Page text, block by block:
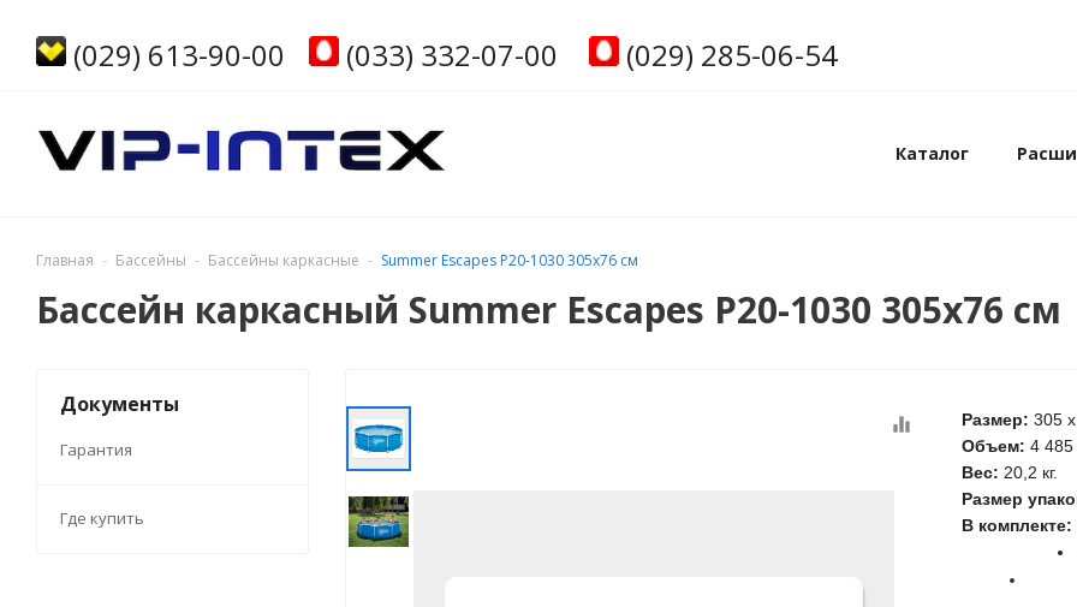
(029) 613-90-00 (033) 332-07-00 (029) 285-06-54
Каталог
Главная Бассейны Бассейны каркасные Summer Escapes P20-1030 305x76 см
Бассейн каркасный Summer Escapes P20-1030 305x76 см
Документы
Гарантия
Где купить
equalizer Размер: 305
Объем: 4 485
Вес: 20,2 кг.
Размер
В комплекте: